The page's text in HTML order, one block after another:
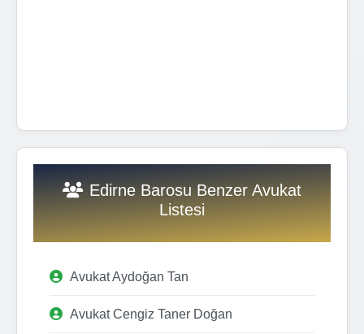
Edirne Barosu Benzer Avukat
Listesi
Avukat Aydoğan Tan
Avukat Cengiz Taner Doğan